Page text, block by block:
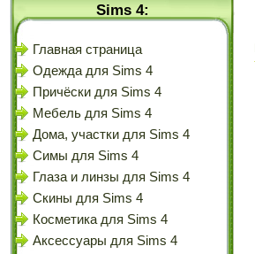
Sims 4:
Главная страница
Одежда для Sims 4
Причёски для Sims 4
Мебель для Sims 4
Дома, участки для Sims 4
Симы для Sims 4
Глаза и линзы для Sims 4
Скины для Sims 4
Косметика для Sims 4
Аксессуары для Sims 4